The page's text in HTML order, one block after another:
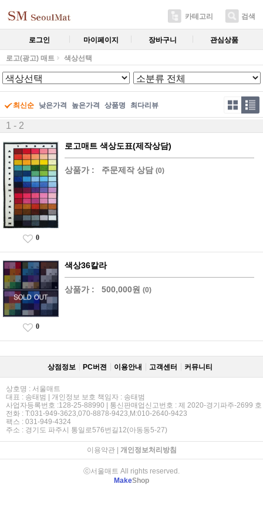
카테고리 검색
로그인 마이페이지 장바구니 관심상품
로고(광고) 매트 색상선택
최신순 낮은가격 높은가격 상품명 최다리뷰
1 - 2
로고매트 색상도표(제작상담)
상품가 : 주문제작 상담 (0)
0
색상36칼라
상품가 : 500,000원 (0)
0
상점정보 PC버젼 이용안내 고객센터 커뮤니티
상호명 : 서울매트
대표 : 송태범 | 개인정보 보호 책임자 : 송태범
사업자등록번호 :128-25-88990 | 통신판매업신고번호 : 제 2020-경기파주-2699 호
전화 : T:031-949-3623,070-8878-9423,M:010-2640-9423
팩스 : 031-949-4324
주소 : 경기도 파주시 통일로576번길12(아동동5-27)
이용약관| 개인정보처리방침
ⓒ서울매트 All rights reserved.
MakeShop